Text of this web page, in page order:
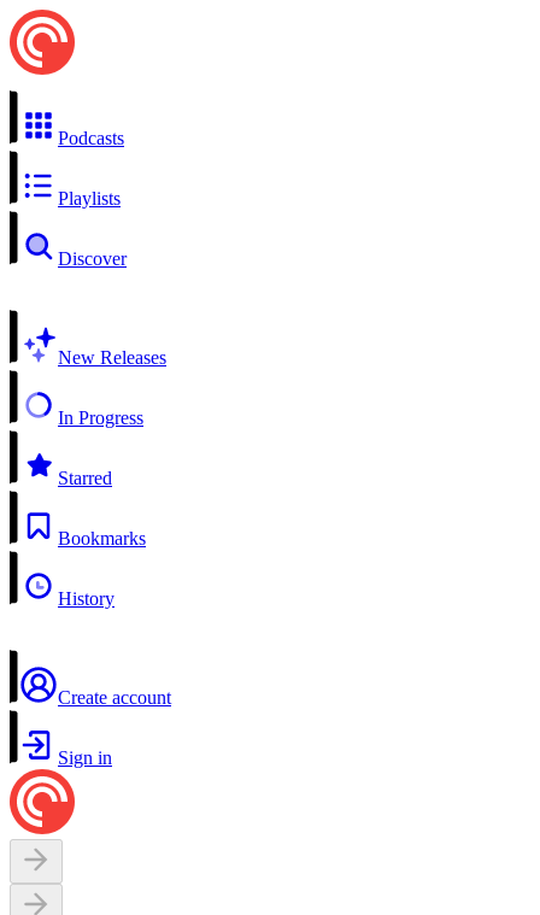
Podcasts
Playlists
Discover
New Releases
In Progress
Starred
Bookmarks
History
Create account
Sign in